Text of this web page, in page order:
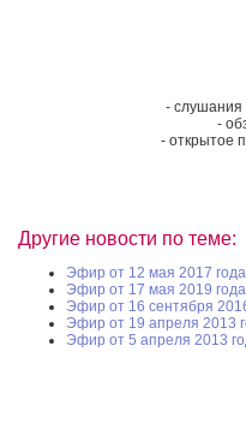
- слушания
-
- открытое
Другие новости по теме:
Эфир от 12 мая 2017 года
Эфир от 17 мая 2019 года
Эфир от 16 сентября
Эфир от 19 апреля 2013
Эфир от 5 апреля 2013